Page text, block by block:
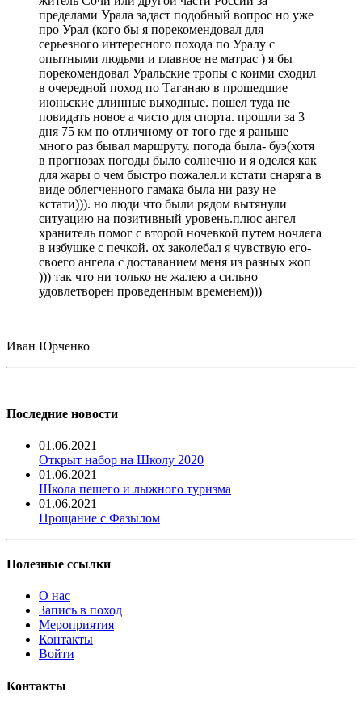
пределами Урала задаст подобный вопрос но уже
про Урал (кого бы я порекомендовал для
серьезного интересного похода по Уралу с
опытными людьми и главное не матрас ) я бы
порекомендовал Уральские тропы с коими сходил
в очередной поход по Таганаю в прошедшие
июньские длинные выходные. пошел туда не
повидать новое а чисто для спорта. прошли за 3
дня 75 км по отличному от того где я раньше
много раз бывал маршруту. погода была- буэ(хотя
в прогнозах погоды было солнечно и я оделся как
для жары о чем быстро пожалел.и кстати снаряга в
виде облегченного гамака была ни разу не
кстати))). но люди что были рядом вытянули
ситуацию на позитивный уровень.плюс ангел
хранитель помог с второй ночевкой путем ночлега
в избушке с печкой. ох заколебал я чувствую его-
своего ангела с доставанием меня из разных жоп
))) так что ни только не жалею а сильно
удовлетворен проведенным временем)))
Иван Юрченко
Последние новости
01.06.2021
Открыт набор на Школу 2020
01.06.2021
Школа пешего и лыжного туризма
01.06.2021
Прощание с Фазылом
Полезные ссылки
О нас
Запись в поход
Мероприятия
Контакты
Войти
Контакты